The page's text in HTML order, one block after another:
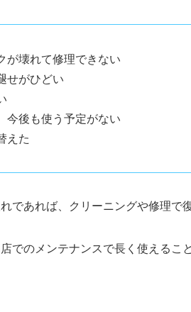
が壊れて修理できない
せがひどい
今後も使う予定がない
えた
であれば、クリーニングや修理で
でのメンテナンスで長く使えるこ